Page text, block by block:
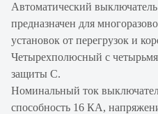
Автоматический
предназначен для
установок от перегрузок и
Четырехполюсный с
защиты С.
Номинальный ток
способность 16 КА,